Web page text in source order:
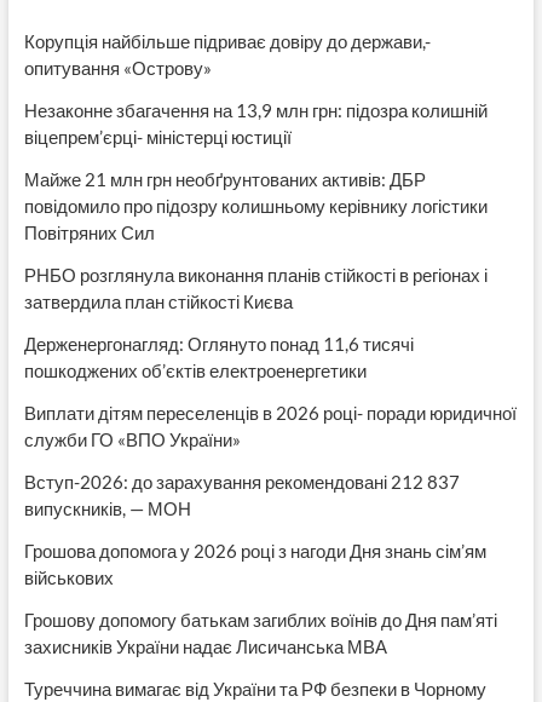
Корупція найбільше підриває довіру до держави,-
опитування «Острову»
Незаконне збагачення на 13,9 млн грн: підозра колишній
віцепрем’єрці- міністерці юстиції
Майже 21 млн грн необґрунтованих активів: ДБР
повідомило про підозру колишньому керівнику логістики
Повітряних Сил
РНБО розглянула виконання планів стійкості в регіонах і
затвердила план стійкості Києва
Держенергонагляд: Оглянуто понад 11,6 тисячі
пошкоджених об’єктів електроенергетики
Виплати дітям переселенців в 2026 році- поради юридичної
служби ГО «ВПО України»
Вступ-2026: до зарахування рекомендовані 212 837
випускників, — МОН
Грошова допомога у 2026 році з нагоди Дня знань сім’ям
військових
Грошову допомогу батькам загиблих воїнів до Дня пам’яті
захисників України надає Лисичанська МВА
Туреччина вимагає від України та РФ безпеки в Чорному